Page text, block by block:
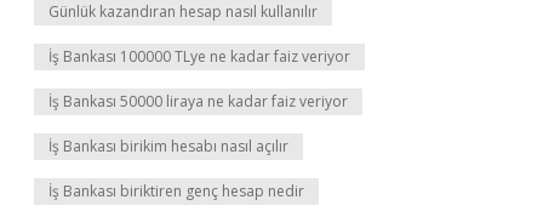
Günlük kazandıran hesap nasıl kullanılır
İş Bankası 100000 TLye ne kadar faiz veriyor
İş Bankası 50000 liraya ne kadar faiz veriyor
İş Bankası birikim hesabı nasıl açılır
İş Bankası biriktiren genç hesap nedir